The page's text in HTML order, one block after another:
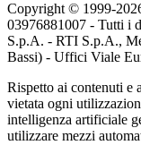
Copyright © 1999-
03976881007 - Tutti i
S.p.A. - RTI S.p.A.,
Bassi) - Uffici Viale
Rispetto ai contenuti e
vietata ogni
intelligenza artificiale
utilizzare mezzi